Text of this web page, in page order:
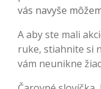
vás navyše
A aby ste mali
ruke, stiahnite si
vám neunikne